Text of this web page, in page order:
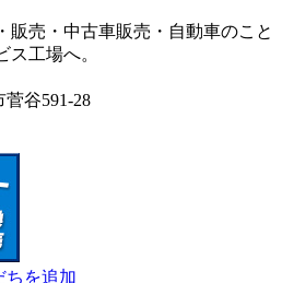
販売・中古車販売・自動車のこと
工場へ。
谷591-28